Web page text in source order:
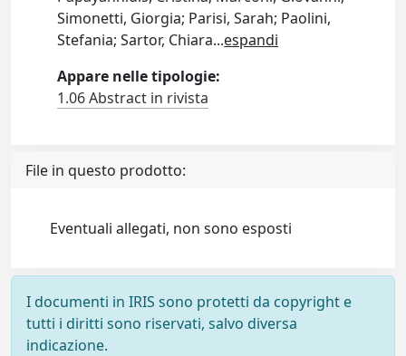
Simonetti, Giorgia; Parisi, Sarah; Paolini,
Stefania; Sartor, Chiara...espandi
Appare nelle tipologie:
1.06 Abstract in rivista
File in questo prodotto:
Eventuali allegati, non sono esposti
I documenti in IRIS sono protetti da copyright e
tutti i diritti sono riservati, salvo diversa
indicazione.